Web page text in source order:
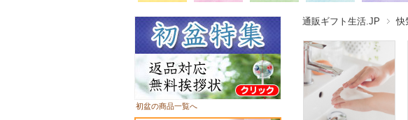
通販ギフト生活.JP 快
初盆の商品一覧へ